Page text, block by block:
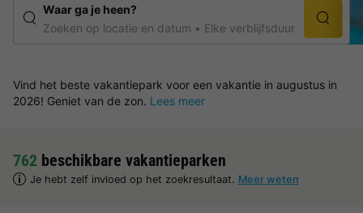
Waar ga je heen?
Zoeken op locatie en datum
Elke verblijfsduur
Vind het beste vakantiepark voor een vakantie in augustus in
2026! Geniet van de zon. Lees meer
762 beschikbare vakantieparken
Je hebt zelf invloed op het zoekresultaat. Meer weten